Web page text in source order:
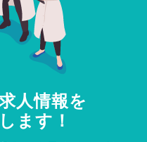
人情報を
ます！